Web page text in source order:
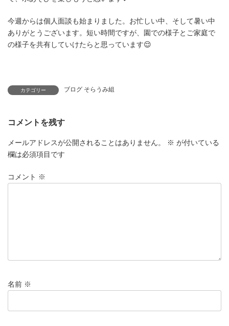
今週からは個人面談も始まりました。お忙しい中、そして暑い中
ありがとうございます。短い時間ですが、園での様子とご家庭で
の様子を共有していけたらと思っています😌
カテゴリー ブログ そらうみ組
コメントを残す
メールアドレスが公開されることはありません。 ※ が付いている
欄は必須項目です
コメント ※
名前 ※